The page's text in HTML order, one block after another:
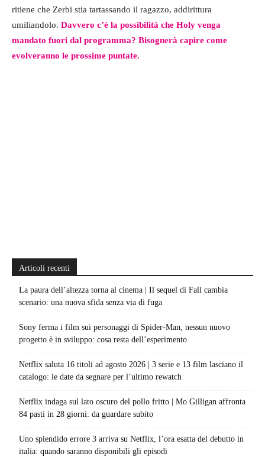
ritiene che Zerbi stia tartassando il ragazzo, addirittura
umiliandolo. Davvero c’è la possibilità che Holy venga
mandato fuori dal programma? Bisognerà capire come
evolveranno le prossime puntate.
Articoli recenti
La paura dell’altezza torna al cinema | Il sequel di Fall cambia
scenario: una nuova sfida senza via di fuga
Sony ferma i film sui personaggi di Spider-Man, nessun nuovo
progetto è in sviluppo: cosa resta dell’esperimento
Netflix saluta 16 titoli ad agosto 2026 | 3 serie e 13 film lasciano il
catalogo: le date da segnare per l’ultimo rewatch
Netflix indaga sul lato oscuro del pollo fritto | Mo Gilligan affronta
84 pasti in 28 giorni: da guardare subito
Uno splendido errore 3 arriva su Netflix, l’ora esatta del debutto in
italia: quando saranno disponibili gli episodi